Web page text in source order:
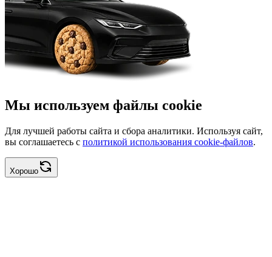
Мы используем файлы cookie
Для лучшей работы сайта и сбора аналитики. Используя сайт,
вы соглашаетесь с политикой использования cookie-файлов.
Хорошо